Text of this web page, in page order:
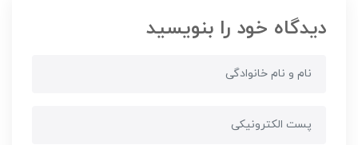
دیدگاه خود را بنویسید